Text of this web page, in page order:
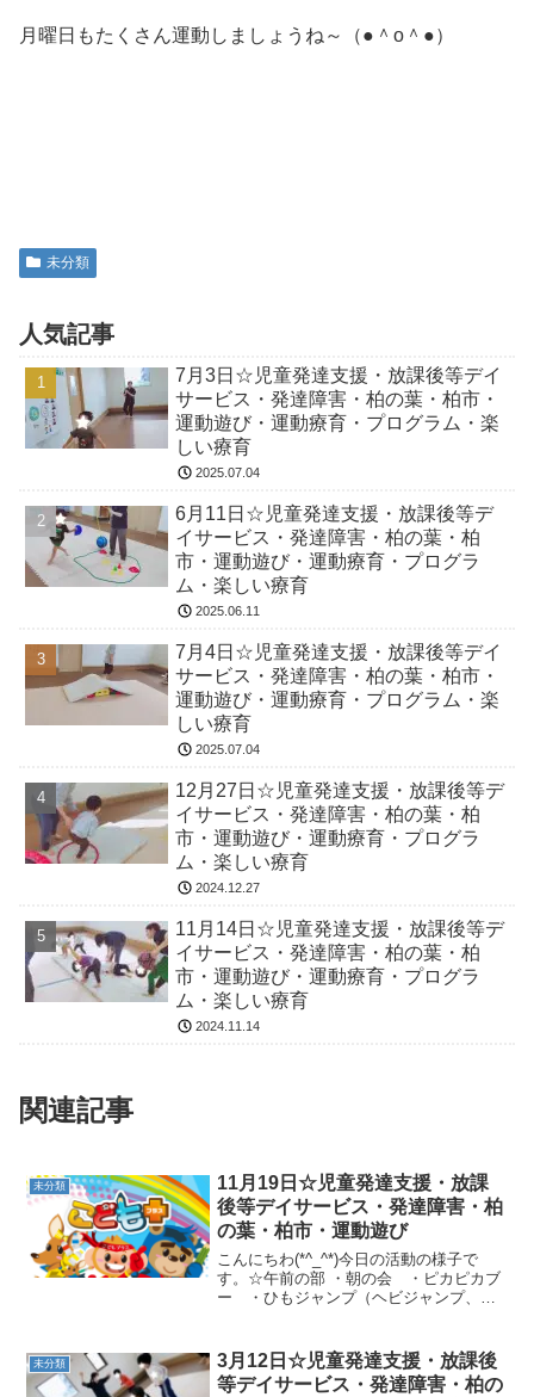
月曜日もたくさん運動しましょうね～（●＾o＾●）
未分類
人気記事
7月3日☆児童発達支援・放課後等デイ
サービス・発達障害・柏の葉・柏市・
運動遊び・運動療育・プログラム・楽
しい療育
2025.07.04
6月11日☆児童発達支援・放課後等デ
イサービス・発達障害・柏の葉・柏
市・運動遊び・運動療育・プログラ
ム・楽しい療育
2025.06.11
7月4日☆児童発達支援・放課後等デイ
サービス・発達障害・柏の葉・柏市・
運動遊び・運動療育・プログラム・楽
しい療育
2025.07.04
12月27日☆児童発達支援・放課後等デ
イサービス・発達障害・柏の葉・柏
市・運動遊び・運動療育・プログラ
ム・楽しい療育
2024.12.27
11月14日☆児童発達支援・放課後等デ
イサービス・発達障害・柏の葉・柏
市・運動遊び・運動療育・プログラ
ム・楽しい療育
2024.11.14
関連記事
未分類
11月19日☆児童発達支援・放課
後等デイサービス・発達障害・柏
の葉・柏市・運動遊び
こんにちわ(*^_^*)今日の活動の様子で
す。☆午前の部 ・朝の会 ・ピカピカブ
ー ・ひもジャンプ（ヘビジャンプ、ひ
り→ワニ歩き→色選び一本橋（ひも）→
フープジャンプ（...
未分類
3月12日☆児童発達支援・放課後
等デイサービス・発達障害・柏の